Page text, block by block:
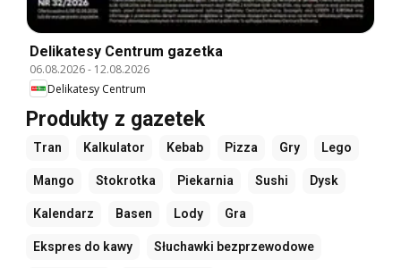
Delikatesy Centrum gazetka
06.08.2026- 12.08.2026
Delikatesy Centrum
Produkty z gazetek
Tran Kalkulator Kebab Pizza Gry Lego
Mango Stokrotka Piekarnia Sushi Dysk
Kalendarz Basen Lody Gra
Ekspres do kawy Słuchawki bezprzewodowe